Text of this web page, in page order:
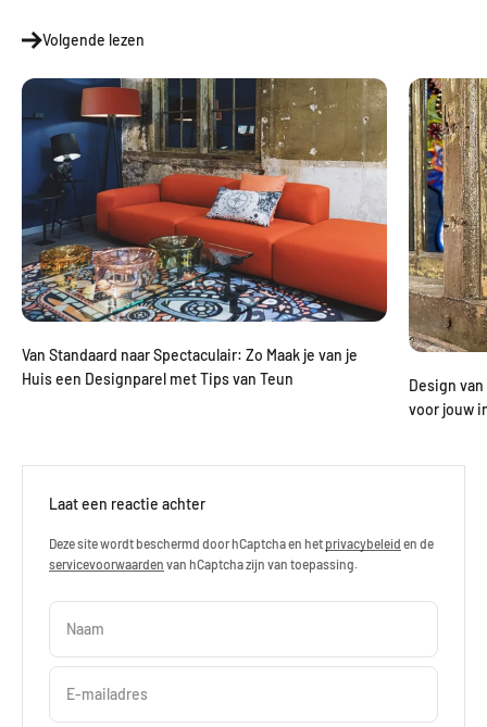
Volgende lezen
Van Standaard naar Spectaculair: Zo Maak je van je
Huis een Designparel met Tips van Teun
Design
voor jouw
Laat een reactie achter
Deze site wordt beschermd door hCaptcha en het privacybeleid en de
servicevoorwaarden van hCaptcha zijn van toepassing.
Naam
E-mailadres